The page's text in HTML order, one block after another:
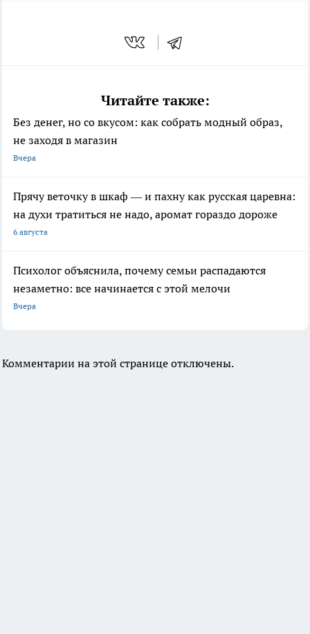
Читайте также:
Без денег, но со вкусом: как собрать модный образ,
не заходя в магазин
Вчера
Прячу веточку в шкаф — и пахну как русская царевна:
на духи тратиться не надо, аромат гораздо дороже
6 августа
Психолог объяснила, почему семьи распадаются
незаметно: все начинается с этой мелочи
Вчера
Комментарии на этой странице отключены.